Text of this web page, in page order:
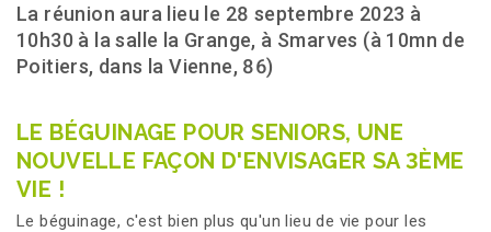
La réunion aura lieu le 28 septembre 2023 à
10h30 à la salle la Grange, à Smarves (à 10mn de
Poitiers, dans la Vienne, 86)
LE BÉGUINAGE POUR SENIORS, UNE
NOUVELLE FAÇON D'ENVISAGER SA 3ÈME
VIE !
Le béguinage, c'est bien plus qu'un lieu de vie pour les